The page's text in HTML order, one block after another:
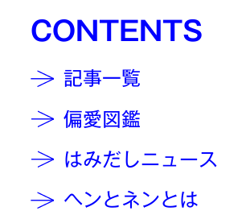
CONTENTS
記事一覧
偏愛図鑑
はみだしニュース
ヘンとネンとは